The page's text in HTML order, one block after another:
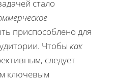
стало
приспособлено для
Чтобы как
следует
ключевым